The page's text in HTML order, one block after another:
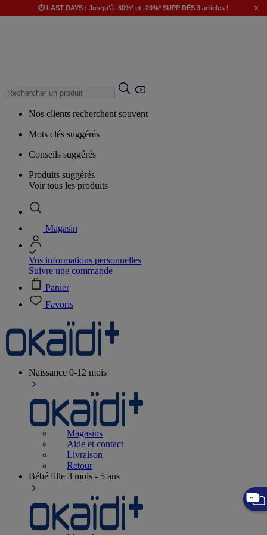
⏱️ LAST DAYS : Jusqu'à -60%* et -20%* SUPP DÈS 3 articles ! x
Nos clients recherchent souvent
Mots clés suggérés
Conseils suggérés
Produits suggérés
Voir tous les produits
Magasin
Vos informations personnelles
Suivre une commande
Panier
Favoris
Naissance 0-12 mois
Magasins
Aide et contact
Livraison
Retour
Bébé fille 3 mois - 5 ans